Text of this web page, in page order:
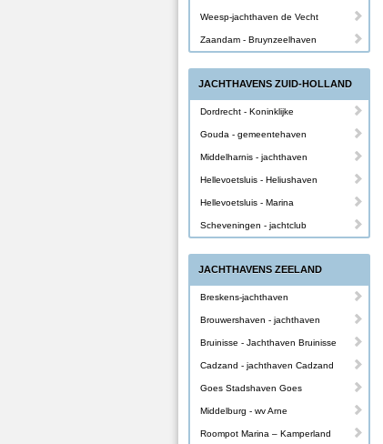
Weesp-jachthaven de Vecht
Zaandam - Bruynzeelhaven
JACHTHAVENS ZUID-HOLLAND
Dordrecht - Koninklijke
Gouda - gemeentehaven
Middelharnis - jachthaven
Hellevoetsluis - Heliushaven
Hellevoetsluis - Marina
Scheveningen - jachtclub
JACHTHAVENS ZEELAND
Breskens-jachthaven
Brouwershaven - jachthaven
Bruinisse - Jachthaven Bruinisse
Cadzand - jachthaven Cadzand
Goes Stadshaven Goes
Middelburg - wv Arne
Roompot Marina – Kamperland